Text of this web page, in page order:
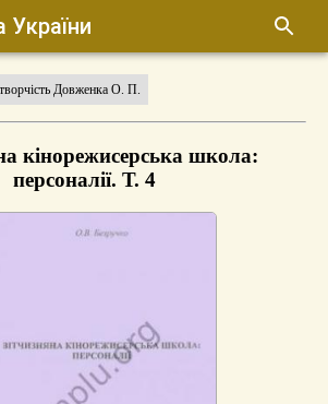
України
Довженка О. П.
кінорежисерська школа:
персоналії. Т. 4